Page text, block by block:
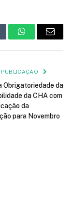
WhatsApp
E-
Obrigatoriedade da
da CHA com
da
para Novembro